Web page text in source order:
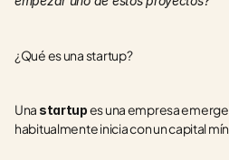
¿Qué es una startup?
Una startup es una empresa
habitualmente inicia con un capital